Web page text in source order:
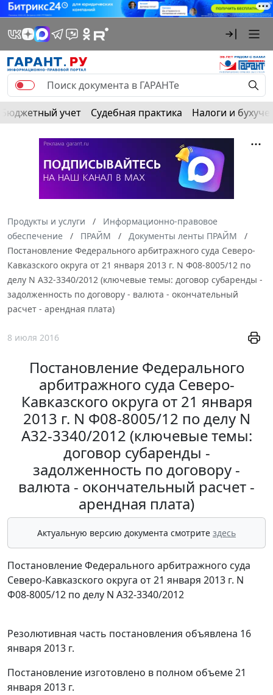
Бюджетный учет Судебная практика Налоги и
Продукты и услуги
Информационно-правовое
обеспечение
ПРАЙМ
Документы ленты ПРАЙМ
Постановление Федерального арбитражного суда Северо-
Кавказского округа от 21 января 2013 г. N Ф08-8005/12 по
делу N А32-3340/2012 (ключевые темы: договор субаренды -
задолженность по договору - валюта - окончательный
расчет - арендная плата)
8 июля 2016
Постановление Федерального
арбитражного суда Северо-
Кавказского округа от 21 января
2013 г. N Ф08-8005/12 по делу N
А32-3340/2012 (ключевые темы:
договор субаренды -
задолженность по договору -
валюта - окончательный расчет -
арендная плата)
Актуальную версию документа смотрите здесь
Постановление Федерального арбитражного суда
Северо-Кавказского округа от 21 января 2013 г. N
Ф08-8005/12 по делу N А32-3340/2012
Резолютивная часть постановления объявлена 16
января 2013 г.
Постановление изготовлено в полном объеме 21
января 2013 г.